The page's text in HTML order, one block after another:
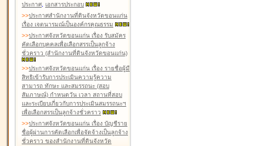
ประกาศ, เอกสารประกอบ
>>ประกาศสำนักงานที่ดินจังหวัดขอนแก่น
เรื่อง เจตนารมณ์เป็นองค์กรคุณธรรม
>>ประกาศจังหวัดขอนแก่น เรื่อง รับสมัคร
คัดเลือกบุคคลเพื่อเลือกสรรเป็นลูกจ้าง
ชั่วคราว (สำนักงานที่ดินจังหวัดขอนแก่น)
>>ประกาศจังหวัดขอนแก่น เรื่อง รายชื่อผู้มี
สิทธิเข้ารับการประเมินความรู้ความ
สามารถ ทักษะ และสมรรถนะ (สอบ
สัมภาษณ์) กำหนดวัน เวลา สถานที่สอบ
และระเบียบเกี่ยวกับการประเมินสมรรถนะฯ
เพื่อเลือกสรรเป็นลูกจ้างชั่วคราว
>>ประกาศจังหวัดขอนแก่น เรื่อง บัญชีราย
ชื่อผู้ผ่านการคัดเลือกเพื่อจัดจ้างเป็นลูกจ้าง
ชั่วคราว ของสำนักงานที่ดินจังหวัด